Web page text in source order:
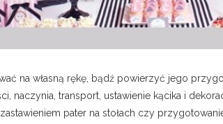
na własną rękę, bądź powierzyć jego
naczynia, transport, ustawienie kącika i
pater na stołach czy